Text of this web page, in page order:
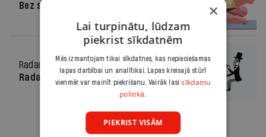
Bez stresa!
Radars
Radars Latvijā
×
Lai turpinātu, lūdzam
piekrist sīkdatnēm
Mēs izmantojam tikai sīkdatnes, kas nepieciešamas
lapas darbībai un analītikai. Lapas kreisajā stūrī
vienmēr var mainīt piekrišanu. Vairāk lasisīkdatņu
politikā.
PIEKRIST VISĀM